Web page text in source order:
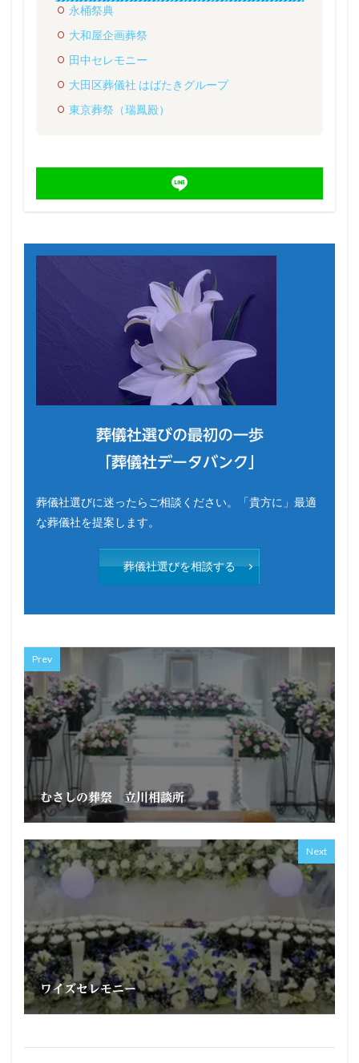
永桶祭典
大和屋企画葬祭
田中セレモニー
大田区葬儀社 はばたきグループ
東京葬祭（瑞鳳殿）
葬儀社選びの最初の一歩
「葬儀社データバンク」
葬儀社選びに迷ったらご相談ください。「貴方に」最適
な葬儀社を提案します。
葬儀社選びを相談する
Prev
むさしの葬祭 立川相談所
Next
ワイズセレモニー